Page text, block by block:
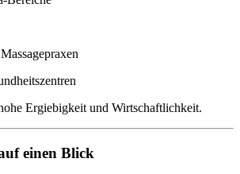
Ergiebigkeit und Wirtschaftlichkeit.
einen Blick